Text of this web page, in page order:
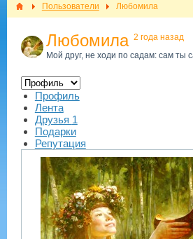
Пользователи Любомила
Любомила 2 года назад
Мой друг, не ходи по садам: сам ты
Профиль
Лента
Друзья 1
Подарки
Репутация